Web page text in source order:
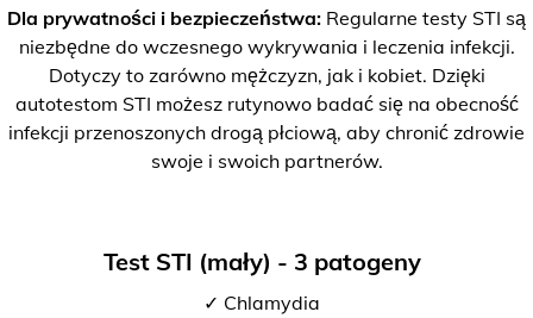
Dla prywatności i bezpieczeństwa: Regularne testy STI są
niezbędne do wczesnego wykrywania i leczenia infekcji.
Dotyczy to zarówno mężczyzn, jak i kobiet. Dzięki
autotestom STI możesz rutynowo badać się na obecność
infekcji przenoszonych drogą płciową, aby chronić zdrowie
swoje i swoich partnerów.
Test STI (mały) - 3 patogeny
✓ Chlamydia